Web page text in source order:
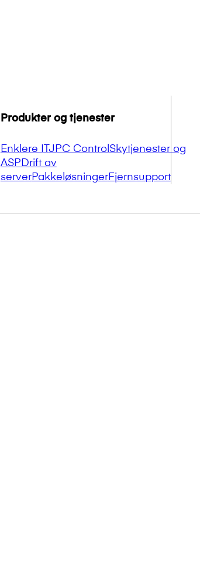
Produkter og tjenester
Enklere IT JPC Control Skytjenester og
ASP Drift av
serverPakkeløsningerFjernsupport